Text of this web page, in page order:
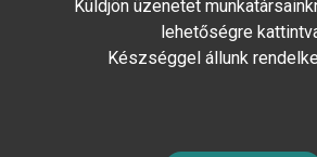
Küldjön üzenetet
lehetőségre
Készséggel állunk